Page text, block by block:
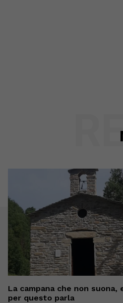
La campana che non suona,
per questo parla